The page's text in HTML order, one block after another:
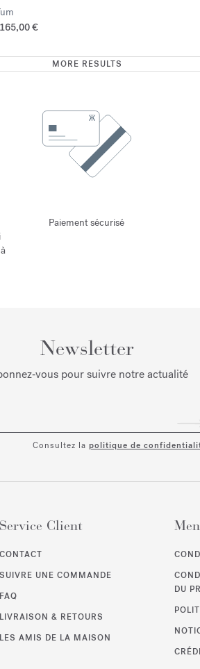
165,00 €
MORE RESULTS
Paiement sécurisé
Newsletter
pour suivre notre actualité
Consultez la politique de
Service Client
CONTACT
SUIVRE UNE COMMANDE
FAQ
LIVRAISON & RETOURS
LES AMIS DE LA MAISON
DU